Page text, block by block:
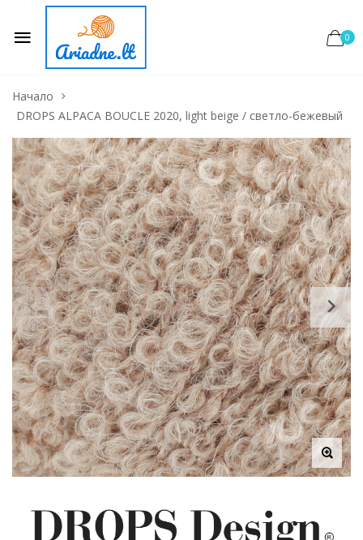
0
Начало
DROPS ALPACA BOUCLE 2020, light beige / светло-бежевый